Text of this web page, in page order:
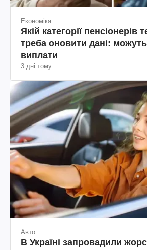
Економіка
Якій категорії пенсіонерів
треба оновити дані:
виплати
3 дні тому
Авто
В Україні запровадили